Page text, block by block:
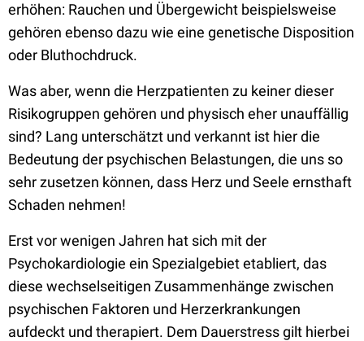
erhöhen: Rauchen und Übergewicht beispielsweise
gehören ebenso dazu wie eine genetische Disposition
oder Bluthochdruck.
Was aber, wenn die Herzpatienten zu keiner dieser
Risikogruppen gehören und physisch eher unauffällig
sind? Lang unterschätzt und verkannt ist hier die
Bedeutung der psychischen Belastungen, die uns so
sehr zusetzen können, dass Herz und Seele ernsthaft
Schaden nehmen!
Erst vor wenigen Jahren hat sich mit der
Psychokardiologie ein Spezialgebiet etabliert, das
diese wechselseitigen Zusammenhänge zwischen
psychischen Faktoren und Herzerkrankungen
aufdeckt und therapiert. Dem Dauerstress gilt hierbei